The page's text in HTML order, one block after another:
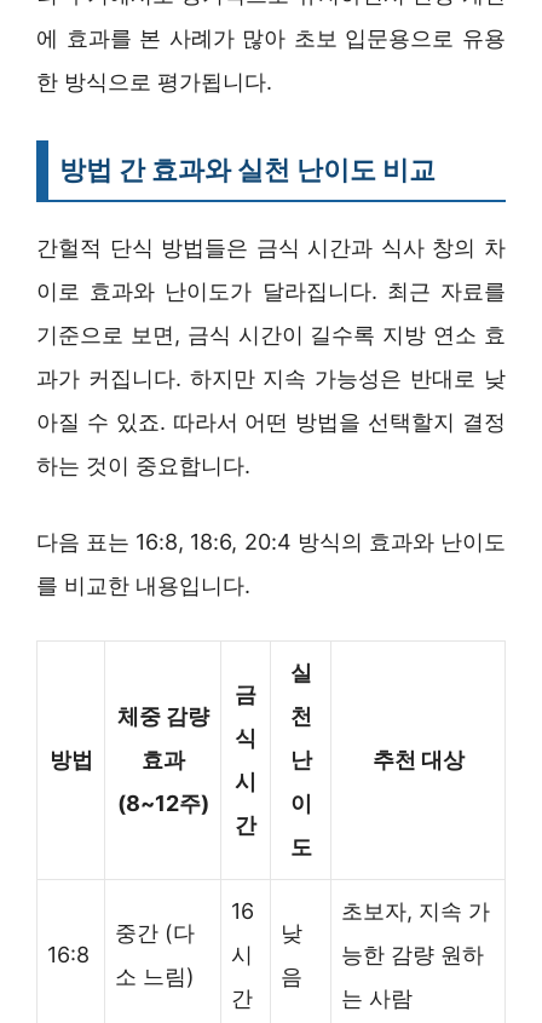
에 효과를 본 사례가 많아 초보 입문용으로 유용
한 방식으로 평가됩니다.
방법 간 효과와 실천 난이도 비교
간헐적 단식 방법들은 금식 시간과 식사 창의 차
이로 효과와 난이도가 달라집니다. 최근 자료를
기준으로 보면, 금식 시간이 길수록 지방 연소 효
과가 커집니다. 하지만 지속 가능성은 반대로 낮
아질 수 있죠. 따라서 어떤 방법을 선택할지 결정
하는 것이 중요합니다.
다음 표는 16:8, 18:6, 20:4 방식의 효과와 난이도
를 비교한 내용입니다.
방법
체중 감량
효과
(8~12주)
금
식
시
간
실
천
난
이
도
추천 대상
16:8
중간 (다
소 느림)
16
시
간
낮
음
초보자, 지속 가
능한 감량 원하
는 사람